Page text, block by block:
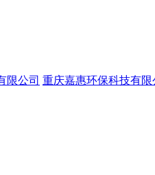
限公司 重庆嘉惠环保科技有限